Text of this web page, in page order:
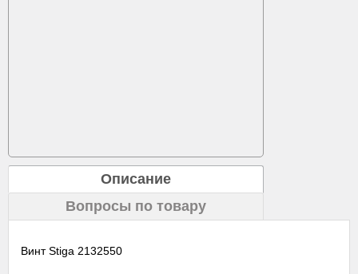
Описание
Вопросы по товару
Винт Stiga 2132550